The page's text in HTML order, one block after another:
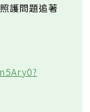
護問題追著